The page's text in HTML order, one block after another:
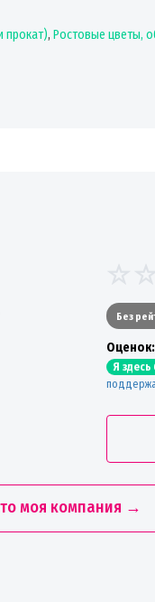
прокат), Ростовые цветы,
Без
Oценок:
Я здесь
моя компания →